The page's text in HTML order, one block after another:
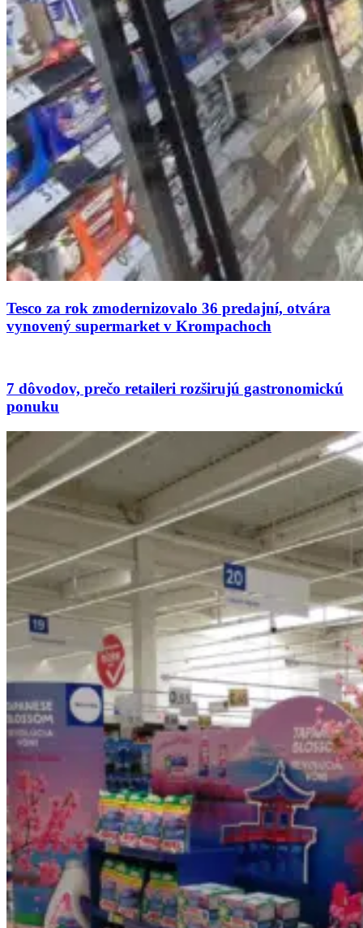
Tesco za rok zmodernizovalo 36 predajní, otvára
vynovený supermarket v Krompachoch
7 dôvodov, prečo retaileri rozširujú gastronomickú
ponuku